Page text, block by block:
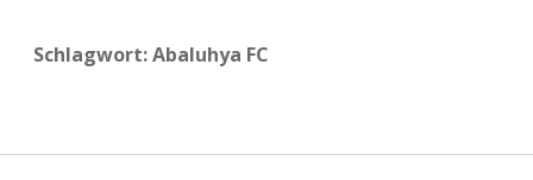
Schlagwort:Abaluhya FC